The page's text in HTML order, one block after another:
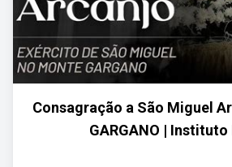
Consagração a São Miguel
GARGANO | Instituto